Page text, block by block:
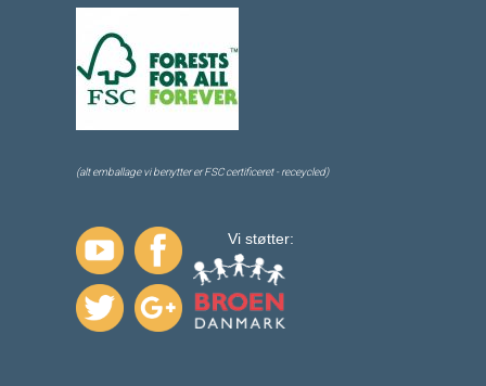
(alt emballage vi benytter er FSC certificeret - receycled)
Vi støtter: